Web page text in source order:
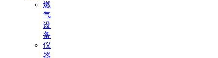
燃
气
设
备
仪
器